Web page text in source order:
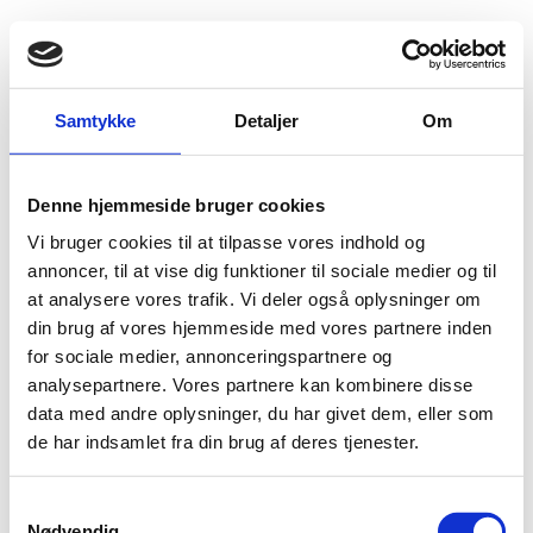
Samtykke Detaljer Om
Denne hjemmeside bruger cookies
Vi bruger cookies til at tilpasse vores indhold og
annoncer, til at vise dig funktioner til sociale medier og til
at analysere vores trafik. Vi deler også oplysninger om
din brug af vores hjemmeside med vores partnere inden
for sociale medier, annonceringspartnere og
analysepartnere. Vores partnere kan kombinere disse
data med andre oplysninger, du har givet dem, eller som
de har indsamlet fra din brug af deres tjenester.
Gå til forsiden Fold søgefelt ud
Menu
Flygtningenævnet
Baggrundsmateriale
Palestina – vårdnad av barn
Palestina – vårdnad av barn
03.12.2018 Bilag 374Migrationsverket (LIFOS)Gaza/Vestbredden (I)
Indeholder oplysninger om familieret og spørgsmål
vedrørende forældremyndighed overbørn i Gaza og på
Vestbredden.
Download